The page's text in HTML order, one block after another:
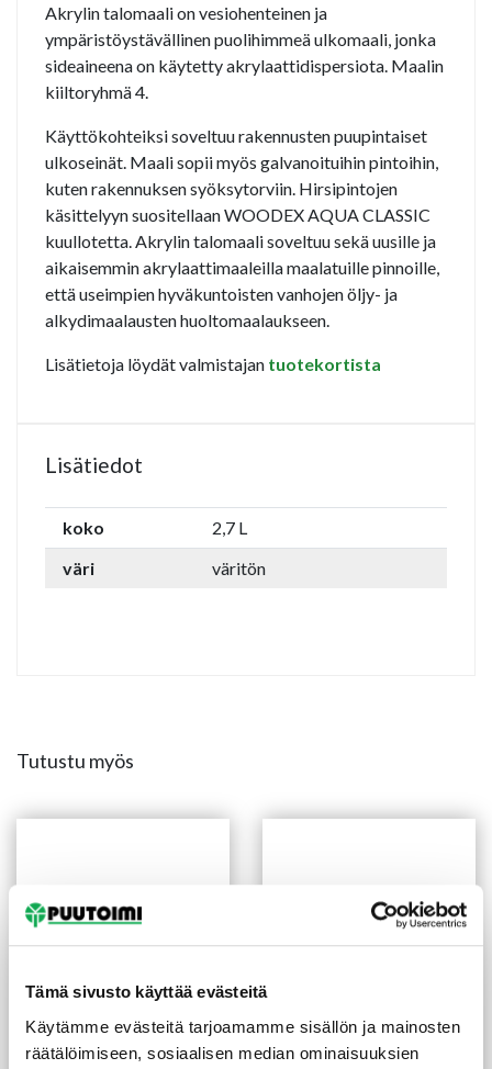
Tämä sivusto käyttää evästeitä
Käytämme evästeitä tarjoamamme sisällön ja mainosten
räätälöimiseen, sosiaalisen median ominaisuuksien
Akrylin talomaali on vesiohenteinen ja
ympäristöystävällinen puolihimmeä ulkomaali, jonka
sideaineena on käytetty akrylaattidispersiota. Maalin
kiiltoryhmä 4.
Käyttökohteiksi soveltuu rakennusten puupintaiset
ulkoseinät. Maali sopii myös galvanoituihin pintoihin,
kuten rakennuksen syöksytorviin. Hirsipintojen
käsittelyyn suositellaan WOODEX AQUA CLASSIC
kuullotetta. Akrylin talomaali soveltuu sekä uusille ja
aikaisemmin akrylaattimaaleilla maalatuille pinnoille,
että useimpien hyväkuntoisten vanhojen öljy- ja
alkydimaalausten huoltomaalaukseen.
Lisätietoja löydät valmistajan tuotekortista
Lisätiedot
koko
2,7 L
väri
väritön
Tutustu myös
Saunavaha Satu 0,9 l
Sivellin tasoittaja